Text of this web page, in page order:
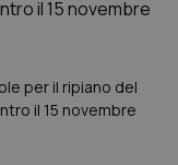
per il ripiano del
il 15 novembre